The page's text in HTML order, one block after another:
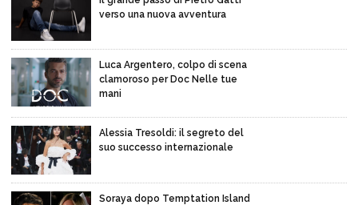
verso una nuova avventura
Luca Argentero, colpo di scena
clamoroso per Doc Nelle tue
mani
Alessia Tresoldi: il segreto del
suo successo internazionale
Soraya dopo Temptation Island